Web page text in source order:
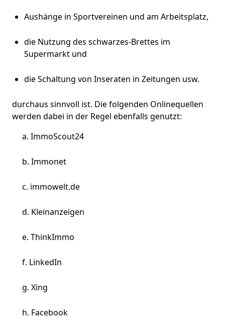
Aushänge in Sportvereinen und am Arbeitsplatz,
die Nutzung des schwarzes-Brettes im
Supermarkt und
die Schaltung von Inseraten in Zeitungen usw.
durchaus sinnvoll ist. Die folgenden Onlinequellen
werden dabei in der Regel ebenfalls genutzt:
ImmoScout24
Immonet
immowelt.de
Kleinanzeigen
ThinkImmo
LinkedIn
Xing
Facebook